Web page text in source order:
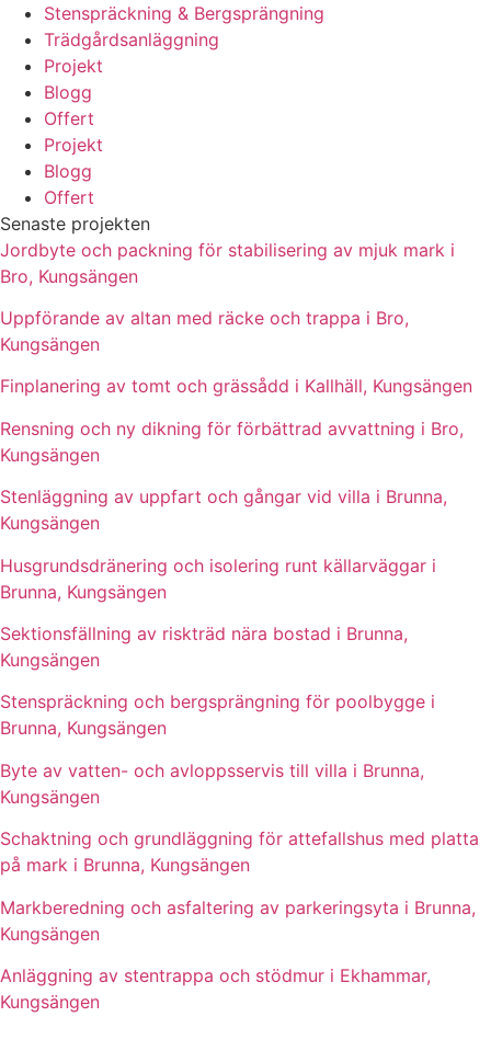
Stenspräckning & Bergsprängning
Trädgårdsanläggning
Projekt
Blogg
Offert
Projekt
Blogg
Offert
Senaste projekten
Jordbyte och packning för stabilisering av mjuk mark i
Bro, Kungsängen
Uppförande av altan med räcke och trappa i Bro,
Kungsängen
Finplanering av tomt och grässådd i Kallhäll, Kungsängen
Rensning och ny dikning för förbättrad avvattning i Bro,
Kungsängen
Stenläggning av uppfart och gångar vid villa i Brunna,
Kungsängen
Husgrundsdränering och isolering runt källarväggar i
Brunna, Kungsängen
Sektionsfällning av riskträd nära bostad i Brunna,
Kungsängen
Stenspräckning och bergsprängning för poolbygge i
Brunna, Kungsängen
Byte av vatten- och avloppsservis till villa i Brunna,
Kungsängen
Schaktning och grundläggning för attefallshus med platta
på mark i Brunna, Kungsängen
Markberedning och asfaltering av parkeringsyta i Brunna,
Kungsängen
Anläggning av stentrappa och stödmur i Ekhammar,
Kungsängen